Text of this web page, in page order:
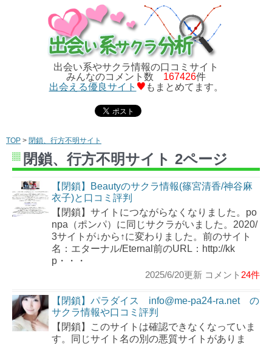
出会い系やサクラ情報の口コミサイト
みんなのコメント数 167426件
出会える優良サイト
もまとめてます。
TOP > 閉鎖、行方不明サイト
閉鎖、行方不明サイト 2ページ
【閉鎖】Beautyのサクラ情報(篠宮清香/神谷麻
衣子)と口コミ評判
【閉鎖】サイトにつながらなくなりました。po
npa（ポンパ）に同じサクラがいました。2020/
3サイトが↓から↑に変わりました。前のサイト
名：エターナル/Eternal前のURL：http://kk
p・・・
2025/6/20更新 コメント 24件
【閉鎖】パラダイス info@me-pa24-ra.net の
サクラ情報や口コミ評判
【閉鎖】このサイトは確認できなくなっていま
す。同じサイト名の別の悪質サイトがありま